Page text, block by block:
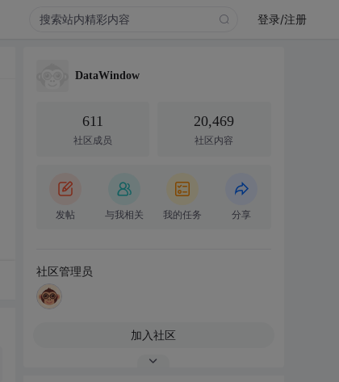
登录/注册
DataWindow
611
社区成员
20,469
社区内容
发帖 与我相关 我的任务 分享
社区管理员
加入社区